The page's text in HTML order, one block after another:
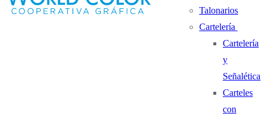
Talonarios
Cartelería
Cartelería
y
Señalética
Carteles
con